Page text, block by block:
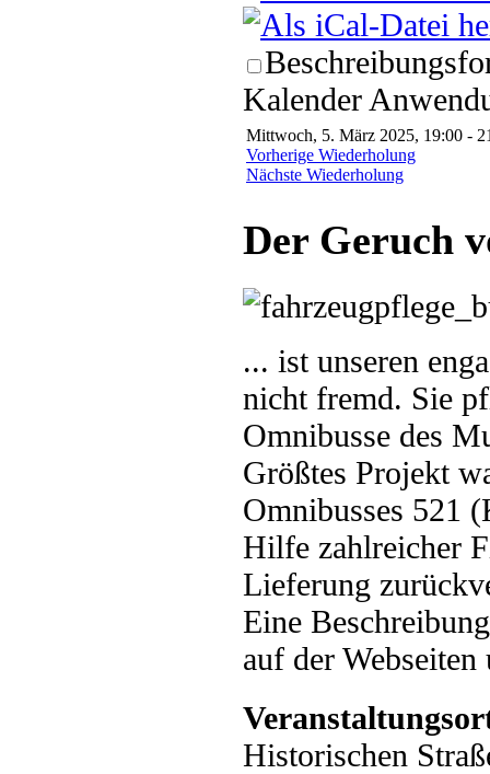
Kalender
Mittwoch, 5. März 2025, 19:00 -
Vorherige Wiederholung
Nächste Wiederholung
Der Geruch
... ist unseren
nicht fremd. Sie
Omnibusse des
Größtes Projekt
Omnibusses 521
Hilfe zahlreicher
Lieferung
Eine
auf der
Historischen